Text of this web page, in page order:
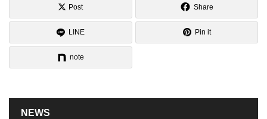
Post Share
LINE Pin it
note
NEWS